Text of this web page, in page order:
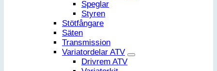
Speglar
Styren
Stötfångare
Säten
Transmission
Variatordelar ATV
Drivrem ATV